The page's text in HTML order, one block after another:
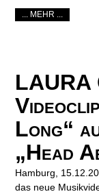
... MEHR ...
LAURA
Long“
„Head
Hamburg,
das neue